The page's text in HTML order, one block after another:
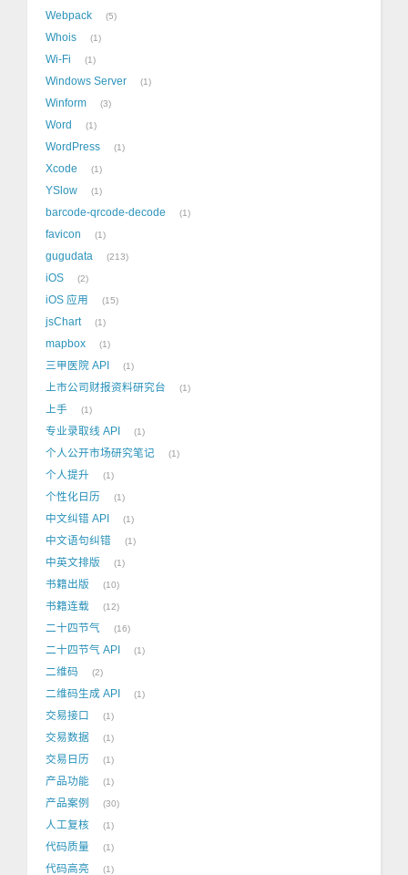
Webpack 5
Whois 1
Wi-Fi 1
Windows Server 1
Winform 3
Word 1
WordPress 1
Xcode 1
YSlow 1
barcode-qrcode-decode 1
favicon 1
gugudata 213
iOS 2
iOS 应用 15
jsChart 1
mapbox 1
三甲医院 API 1
上市公司财报资料研究台 1
上手 1
专业录取线 API 1
个人公开市场研究笔记 1
个人提升 1
个性化日历 1
中文纠错 API 1
中文语句纠错 1
中英文排版 1
书籍出版 10
书籍连载 12
二十四节气 16
二十四节气 API 1
二维码 2
二维码生成 API 1
交易接口 1
交易数据 1
交易日历 1
产品功能 1
产品案例 30
人工复核 1
代码质量 1
代码高亮 1